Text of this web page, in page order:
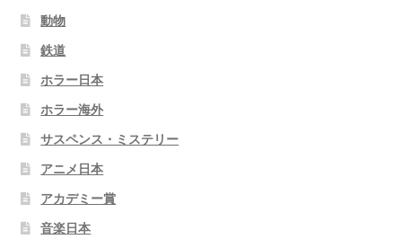
動物
鉄道
ホラー日本
ホラー海外
サスペンス・ミステリー
アニメ日本
アカデミー賞
音楽日本